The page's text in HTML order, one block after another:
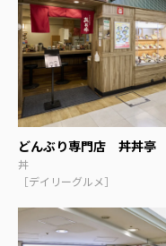
どんぶり専門店 丼丼亭
丼
［デイリーグルメ］